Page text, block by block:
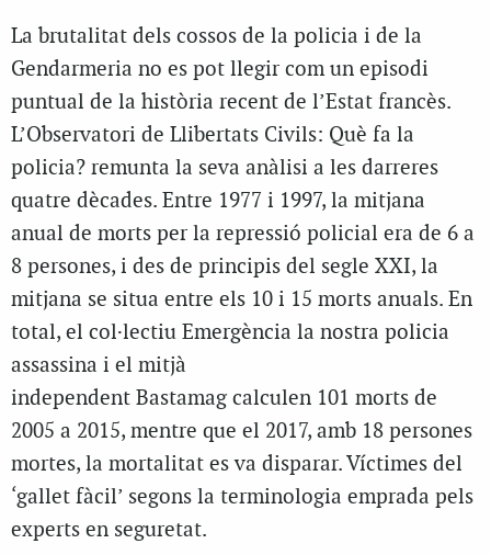
La brutalitat dels cossos de la policia i de la
Gendarmeria no es pot llegir com un episodi
puntual de la història recent de l’Estat francès.
L’Observatori de Llibertats Civils: Què fa la
policia? remunta la seva anàlisi a les darreres
quatre dècades. Entre 1977 i 1997, la mitjana
anual de morts per la repressió policial era de 6 a
8 persones, i des de principis del segle XXI, la
mitjana se situa entre els 10 i 15 morts anuals. En
total, el col·lectiu Emergència la nostra policia
assassina i el mitjà
independent Bastamag calculen 101 morts de
2005 a 2015, mentre que el 2017, amb 18 persones
mortes, la mortalitat es va disparar. Víctimes del
‘gallet fàcil’ segons la terminologia emprada pels
experts en seguretat.